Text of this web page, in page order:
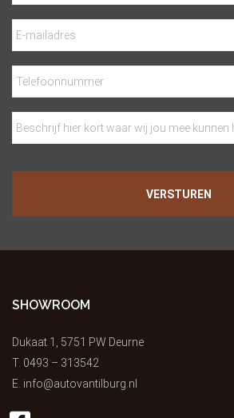
mailadres
hier
kort
wij
kunnen
SHOWROOM
Dukaat 1, 5751 PW Deurne
T. 0493 – 313542
E. info@autovantilburg.nl